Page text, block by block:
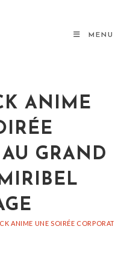
MENU
ANIME
GRAND
ANIME UNE SOIRÉE CORPORATE